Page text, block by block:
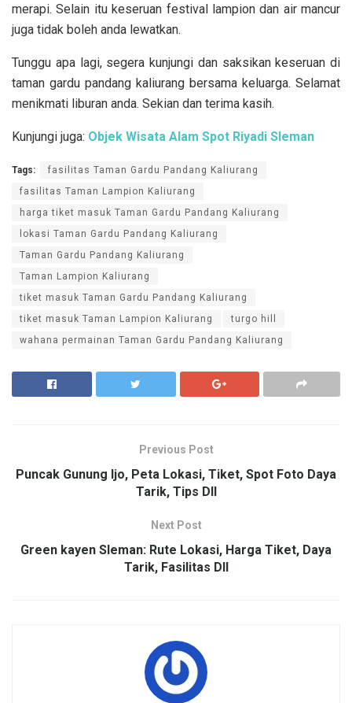
merapi. Selain itu keseruan festival lampion dan air mancur
juga tidak boleh anda lewatkan.
Tunggu apa lagi, segera kunjungi dan saksikan keseruan di
taman gardu pandang kaliurang bersama keluarga. Selamat
menikmati liburan anda. Sekian dan terima kasih.
Kunjungi juga: Objek Wisata Alam Spot Riyadi Sleman
Tags:
fasilitas Taman Gardu Pandang Kaliurang
fasilitas Taman Lampion Kaliurang
harga tiket masuk Taman Gardu Pandang Kaliurang
lokasi Taman Gardu Pandang Kaliurang
Taman Gardu Pandang Kaliurang
Taman Lampion Kaliurang
tiket masuk Taman Gardu Pandang Kaliurang
tiket masuk Taman Lampion Kaliurang
turgo hill
wahana permainan Taman Gardu Pandang Kaliurang
Previous Post
Puncak Gunung Ijo, Peta Lokasi, Tiket, Spot Foto Daya
Tarik, Tips Dll
Next Post
Green kayen Sleman: Rute Lokasi, Harga Tiket, Daya
Tarik, Fasilitas Dll